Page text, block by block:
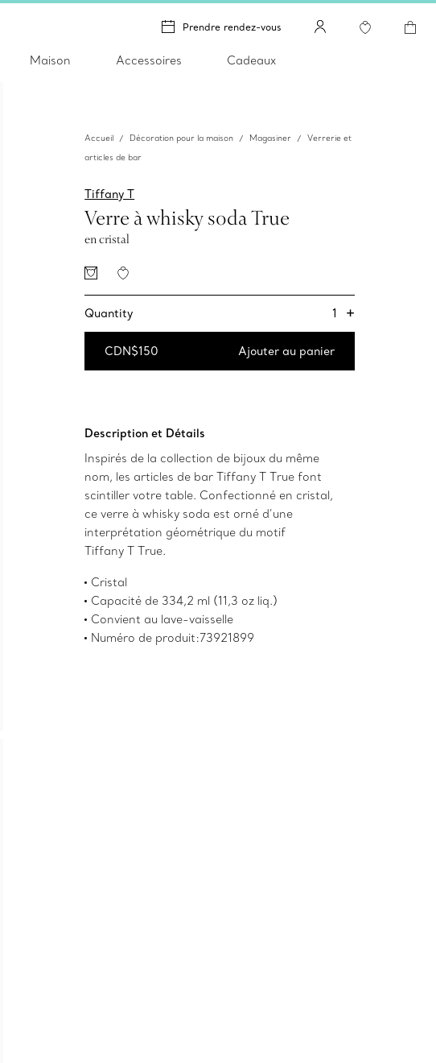
Prendre rendez-vous
Maison Accessoires Cadeaux
Accueil Décoration pour la maison Magasiner
Verrerie et
articles de bar
Tiffany T
Verre à whisky soda True
en cristal
Quantity 1 +
CDN$150 Ajouter au panier
Description et Détails
Inspirés de la collection de bijoux du même
nom, les articles de bar Tiffany T True font
scintiller votre table. Confectionné en cristal,
ce verre à whisky soda est orné d’une
interprétation géométrique du motif
Tiffany T True.
Cristal
Capacité de 334,2 ml (11,3 oz liq.)
Convient au lave-vaisselle
Numéro de produit:73921899